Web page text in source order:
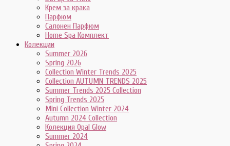
Крем за крака
Парфюм
Салонен Парфюм
Home Spa Комплект
Колекции
Summer 2026
Spring 2026
Collection Winter Trends 2025
Collection AUTUMN TRENDS 2025
Summer Trends 2025 Collection
Spring Trends 2025
Mini Collection Winter 2024
Autumn 2024 Collection
Колекция Opal Glow
Summer 2024